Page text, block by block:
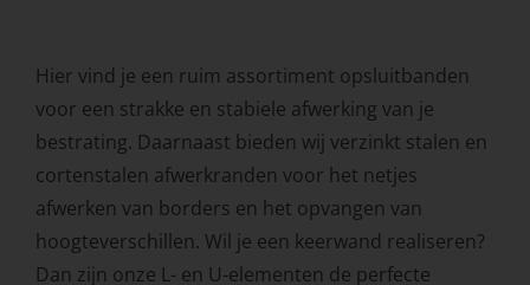
Hier vind je een ruim assortiment opsluitbanden
voor een strakke en stabiele afwerking van je
bestrating. Daarnaast bieden wij verzinkt stalen en
cortenstalen afwerkranden voor het netjes
afwerken van borders en het opvangen van
hoogteverschillen. Wil je een keerwand realiseren?
Dan zijn onze L- en U-elementen de perfecte